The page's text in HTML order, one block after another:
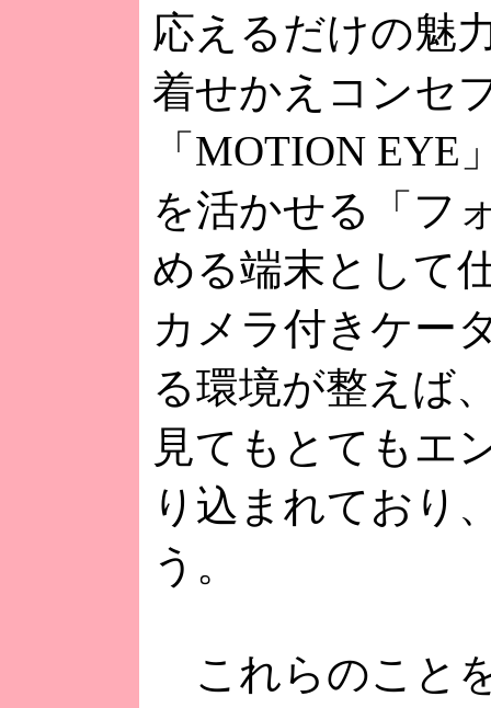
応えるだけの魅
着せかえコンセ
「MOTION
を活かせる「フ
める端末として
カメラ付きケー
る環境が整えば
見てもとてもエ
り込まれており
う。
これらのこと